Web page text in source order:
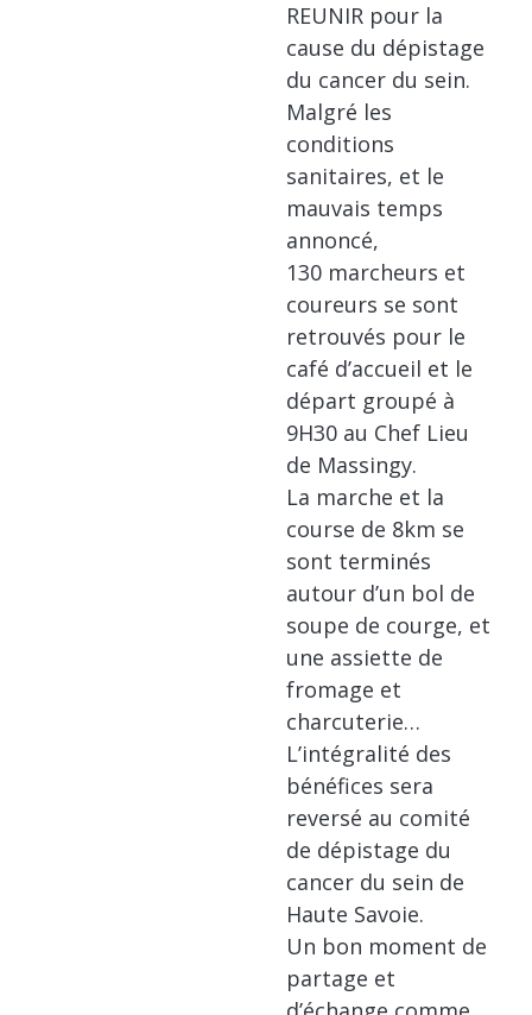
REUNIR pour la
cause du dépistage
du cancer du sein.
Malgré les
conditions
sanitaires, et le
mauvais temps
annoncé,
130 marcheurs et
coureurs se sont
retrouvés pour le
café d’accueil et le
départ groupé à
9H30 au Chef Lieu
de Massingy.
La marche et la
course de 8km se
sont terminés
autour d’un bol de
soupe de courge, et
une assiette de
fromage et
charcuterie…
L’intégralité des
bénéfices sera
reversé au comité
de dépistage du
cancer du sein de
Haute Savoie.
Un bon moment de
partage et